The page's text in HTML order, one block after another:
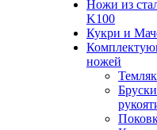
Ножи из
K100
Кукри и
ножей